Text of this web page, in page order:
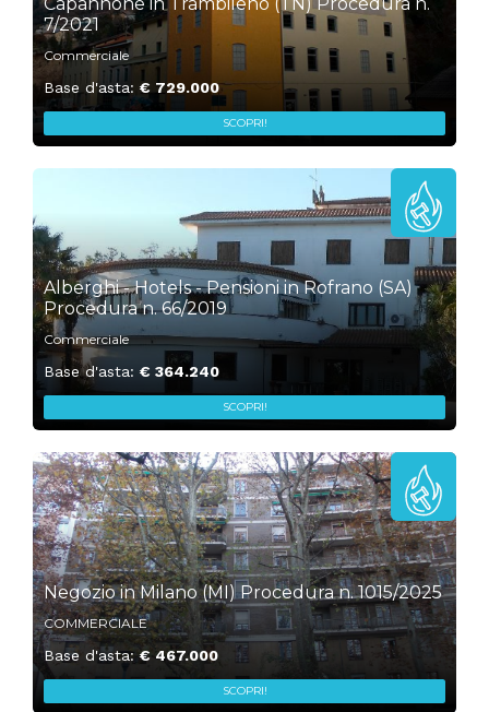
7/2021
Commerciale
Base d'asta: € 729.000
SCOPRI!
Alberghi - Hotels - Pensioni in Rofrano (SA)
Procedura n. 66/2019
Commerciale
Base d'asta: € 364.240
SCOPRI!
„
1
Negozio in Milano (MI) Procedura n. 1015/2025
COMMERCIALE
Base d'asta:€ 467.000
SCOPRI!